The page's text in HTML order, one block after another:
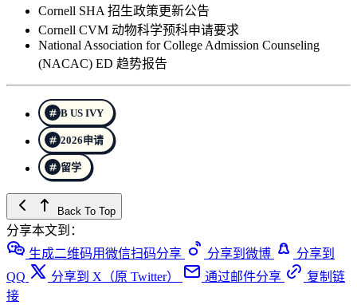
Cornell SHA 招生政策更新公告
Cornell CVM 动物科学预科申请要求
National Association for College Admission Counseling
(NACAC) ED 趋势报告
B US IVY
2026申请
留学
Back To Top
分享本文到：
生成二维码用微信扫码分享
分享到微博
分享到
QQ
分享到 X（原 Twitter） 通过邮件分享
复制链
接